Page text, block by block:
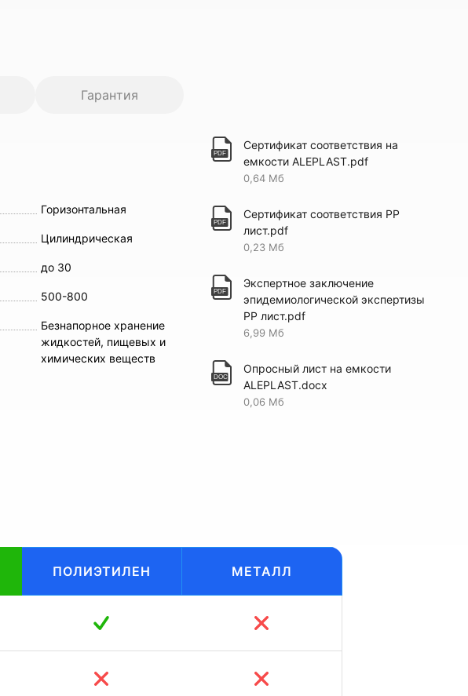
Гарантия
Горизонтальная
Цилиндрическая
до 30
500-800
Безнапорное хранение
жидкостей, пищевых и
химических веществ
Сертификат соответствия на
емкости ALEPLAST.pdf
0,64 Мб
Сертификат соответствия PP
лист.pdf
0,23 Мб
Экспертное заключение
эпидемиологической экспертизы
PP лист.pdf
6,99 Мб
Опросный лист на емкости
ALEPLAST.docx
0,06 Мб
ПОЛИЭТИЛЕН МЕТАЛЛ